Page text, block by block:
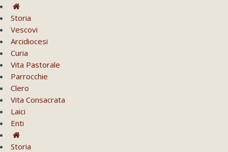
Storia
Vescovi
Arcidiocesi
Curia
Vita Pastorale
Parrocchie
Clero
Vita Consacrata
Laici
Enti
Storia